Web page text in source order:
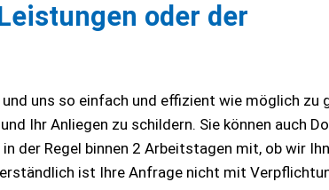
oder der
uns so einfach und effizient wie möglich zu
Ihr Anliegen zu schildern. Sie können auch
der Regel binnen 2 Arbeitstagen mit, ob wir
ist Ihre Anfrage nicht mit